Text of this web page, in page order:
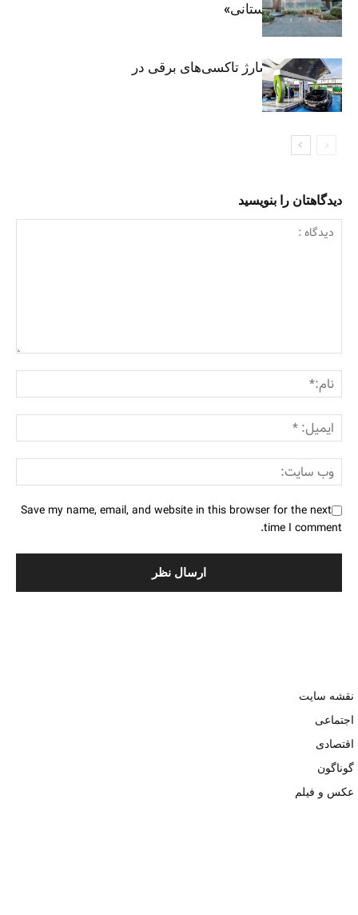
«زندگی‌نامه داستانی»
توسعه شبکه شارژ تاکسی‌های برقی در
پایتخت
دیدگاهتان را بنویسید
Save my name, email, and website in this browser for the next
time I comment.
نقشه سایت
اجتماعی
اقتصادی
گوناگون
عکس و فیلم